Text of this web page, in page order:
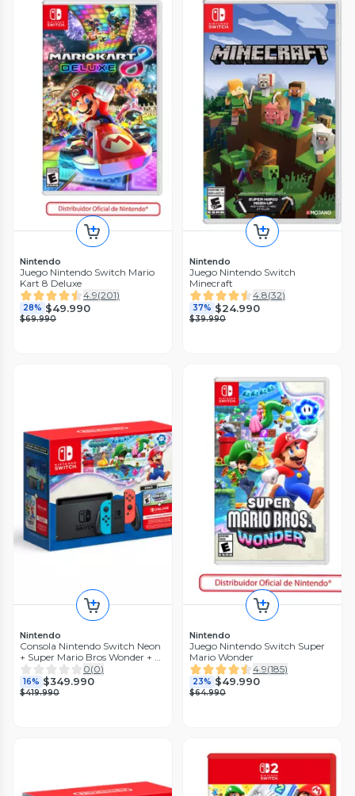
Nintendo
Juego Nintendo Switch Mario
Kart 8 Deluxe
4.9(201)
28% $49.990
$69.990
Nintendo
Juego Nintendo Switch
Minecraft
4.8(32)
37% $24.990
$39.990
Nintendo
Consola Nintendo Switch Neon
+ Super Mario Bros Wonder + 3
meses NSO
0(0)
16% $349.990
$419.990
Nintendo
Juego Nintendo Switch Super
Mario Wonder
4.9(185)
23% $49.990
$64.990